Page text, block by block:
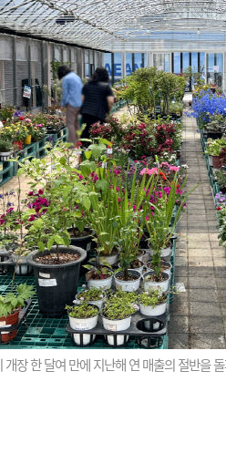
장 한 달여 만에 지난해 연 매출의 절반을